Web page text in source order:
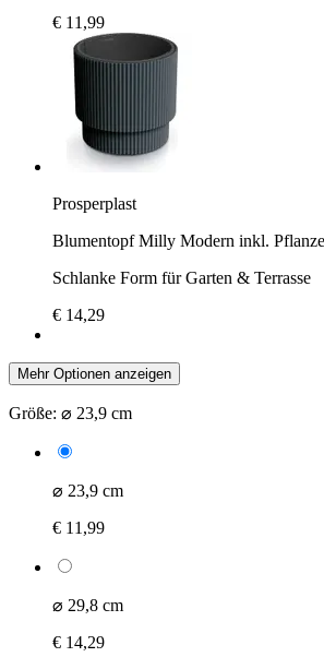
€ 11,99
Prosperplast
Blumentopf Milly Modern inkl.
Schlanke Form für Garten & Terrasse
€ 14,29
Mehr Optionen anzeigen
Größe: ⌀ 23,9 cm
⌀ 23,9 cm
€ 11,99
⌀ 29,8 cm
€ 14,29